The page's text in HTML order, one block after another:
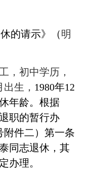
的请示》（明
，初中学历，
出生， 1980年12
年龄。根据
职的暂行办
附件二）第一条
同志退休 ，其
办理。